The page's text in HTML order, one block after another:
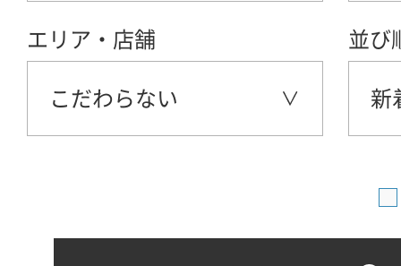
エリア・店舗
こだわらない
並び
新